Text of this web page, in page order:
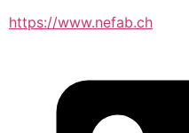
https://www.nefab.ch